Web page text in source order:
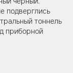
подверглись
тоннель
приборной